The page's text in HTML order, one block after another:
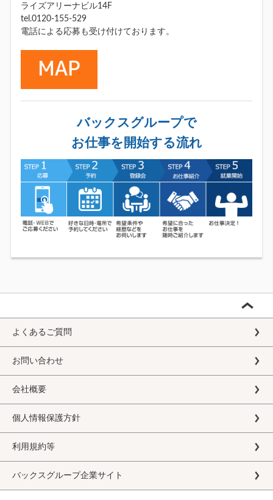
ライズアリーナビル14F
tel.0120-155-529
電話による応募も受け付けております。
バックスグループで
お仕事を開始する流れ
よくあるご質問
お問い合わせ
会社概要
個人情報保護方針
利用規約等
バックスグループ企業サイト